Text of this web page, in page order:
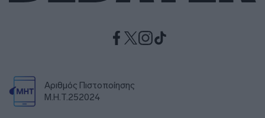
Αριθμός Πιστοποίησης
Μ.Η.Τ.252024